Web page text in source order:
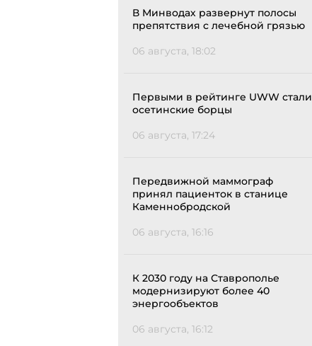
В Минводах развернут полосы
препятствия с лечебной грязью
06 августа, 18:02
Первыми в рейтинге UWW стали
осетинские борцы
06 августа, 17:24
Передвижной маммограф
принял пациенток в станице
Каменнобродской
06 августа, 16:16
К 2030 году на Ставрополье
модернизируют более 40
энергообъектов
06 августа, 16:12